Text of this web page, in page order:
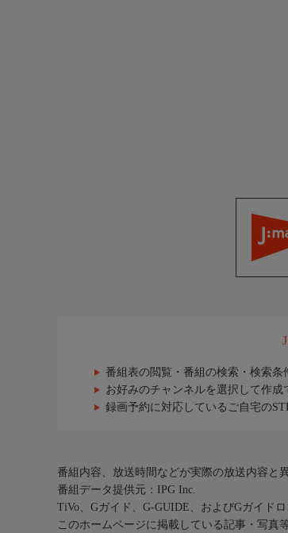
番組表の閲覧・番組の検索・検索条
お好みのチャンネルを選択して作成
録画予約に対応しているご自宅の
番組内容、放送時間などが実際の放送内容と
番組データ提供元：IPG Inc.
TiVo、Gガイド、G-GUIDE、およびGガイド
このホームページに掲載している記事・写真